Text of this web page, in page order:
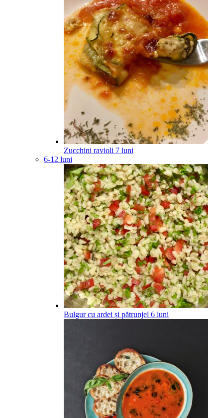
Zucchini ravioli 7 luni
6-12 luni
Bulgur cu ardei și pătrunjel 6 luni